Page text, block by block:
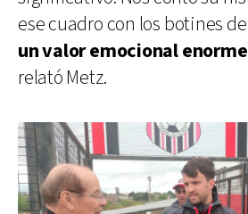
ese cuadro con los botines
un valor emocional
relató Metz.